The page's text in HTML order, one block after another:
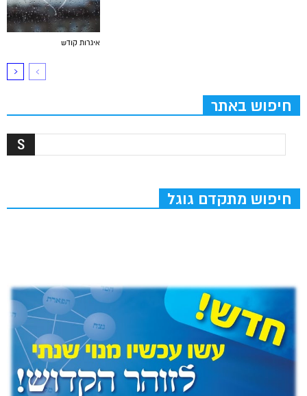
איגרות קודש
חיפוש באתר
חיפוש מתקדם גוגל